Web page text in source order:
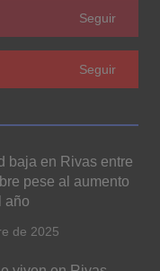
Seguir
Seguir
baja en Rivas entre
pese al aumento
año
de 2025